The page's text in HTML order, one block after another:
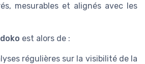
mesurables et alignés avec les
est alors de :
régulières sur la visibilité de la